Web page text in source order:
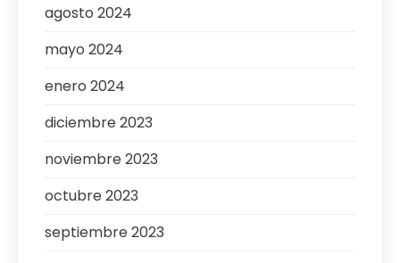
agosto 2024
mayo 2024
enero 2024
diciembre 2023
noviembre 2023
octubre 2023
septiembre 2023